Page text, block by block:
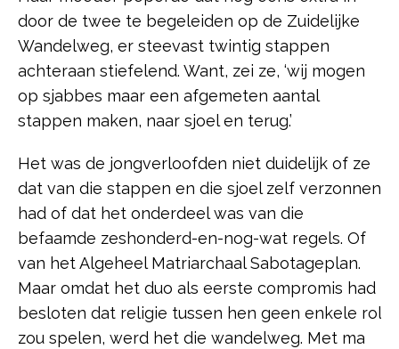
door de twee te begeleiden op de Zuidelijke
Wandelweg, er steevast twintig stappen
achteraan stiefelend. Want, zei ze, ‘wij mogen
op sjabbes maar een afgemeten aantal
stappen maken, naar sjoel en terug.’
Het was de jongverloofden niet duidelijk of ze
dat van die stappen en die sjoel zelf verzonnen
had of dat het onderdeel was van die
befaamde zeshonderd-en-nog-wat regels. Of
van het Algeheel Matriarchaal Sabotageplan.
Maar omdat het duo als eerste compromis had
besloten dat religie tussen hen geen enkele rol
zou spelen, werd het die wandelweg. Met ma